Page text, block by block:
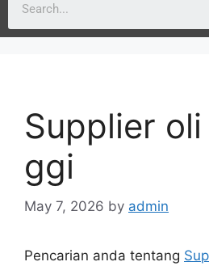
Supplier
ggi
May 7, 2026 by admin
Pencarian anda tentang